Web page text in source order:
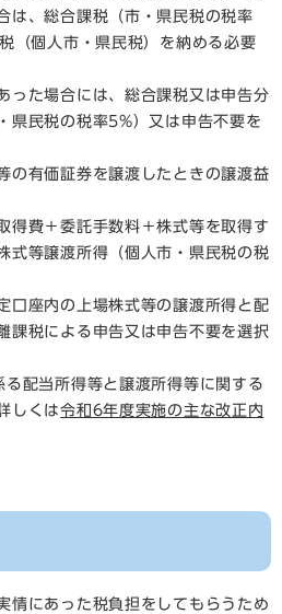
は、総合課税（市・県民税の税率
（個人市・県民税）を納める必要
った場合には、総合課税又は申告分
県民税の税率5%）又は申告不要を
の有価証券を譲渡したときの譲渡益
得費＋委託手数料＋株式等を取得す
式等譲渡所得（個人市・県民税の税
口座内の上場株式等の譲渡所得と配
課税による申告又は申告不要を選択
配当所得等と譲渡所得等に関する
しくは令和6年度実施の主な改正内
情にあった税負担をしてもらうため